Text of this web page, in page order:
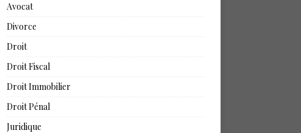
Avocat
Divorce
Droit
Droit Fiscal
Droit Immobilier
Droit Pénal
Juridique